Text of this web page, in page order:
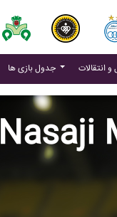
جدول بازی ها انتقالات
Nasaji